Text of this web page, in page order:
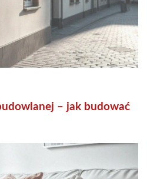
– jak budować